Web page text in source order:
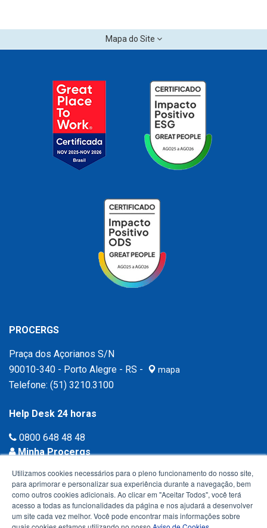
Mapa do Site
PROCERGS
Praça dos Açorianos S/N
90010-340 - Porto Alegre - RS -
mapa
Telefone: (51) 3210.3100
Help Desk 24 horas
0800 648 48 48
Minha Procergs
Utilizamos cookies necessários para o pleno funcionamento do nosso site,
para aprimorar e personalizar sua experiência durante a navegação, bem
como outros cookies adicionais. Ao clicar em "Aceitar Todos", você terá
acesso a todas as funcionalidades da página e nos ajudará a desenvolver
um site cada vez melhor. Você pode encontrar mais informações sobre